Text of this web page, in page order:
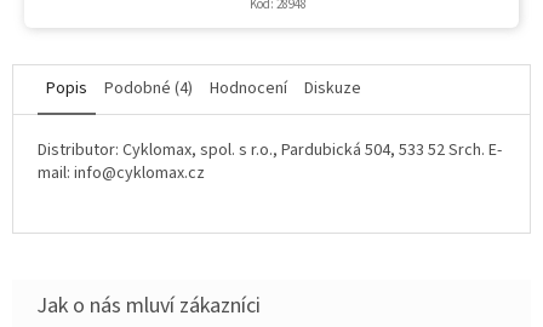
Kód: 28948
Popis Podobné (4) Hodnocení Diskuze
Distributor: Cyklomax, spol. s r.o., Pardubická 504, 533 52 Srch. E-
mail: info@cyklomax.cz